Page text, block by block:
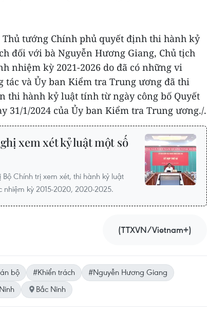
Thủ tướng Chính phủ quyết định thi hành kỷ
đối với bà Nguyễn Hương Giang, Chủ tịch
nhiệm kỳ 2021-2026 do đã có những vi
tác và Ủy ban Kiểm tra Trung ương đã thi
thi hành kỷ luật tính từ ngày công bố Quyết
31/1/2024 của Ủy ban Kiểm tra Trung ương./.
xem xét kỷ luật một số
Chính trị xem xét, thi hành kỷ luật
nhiệm kỳ 2015-2020, 2020-2025.
(TTXVN/Vietnam+)
bộ #Khiển trách
#Nguyễn Hương Giang
Bắc Ninh